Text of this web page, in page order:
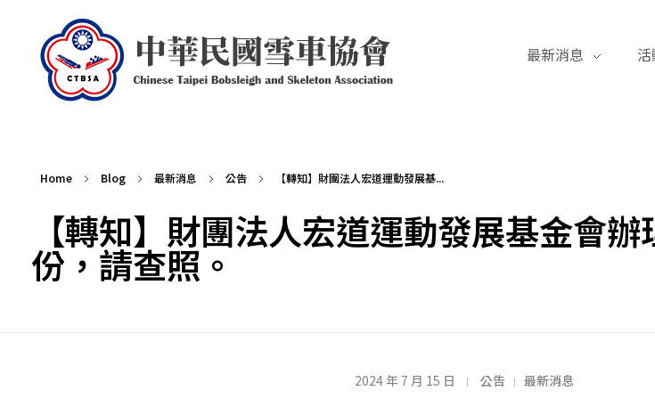
最新消息
Home Blog 最新消息 公告 【轉知】財團法人宏道運動發展基...
【轉知】財團法人宏道運動發展基金會
份，請查照。
2024 年 7 月 15 日 公告 最新消息